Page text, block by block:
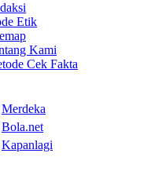
Etik
Kami
Cek Fakta
Merdeka
Bola.net
Kapanlagi